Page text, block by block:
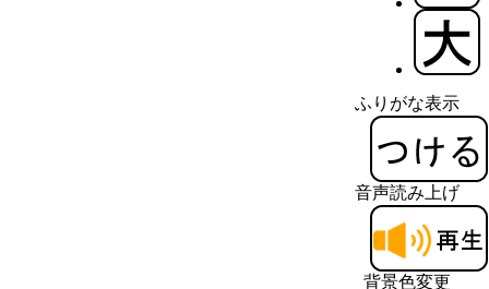
ふりがな表示
音声読み上げ
背景色変更